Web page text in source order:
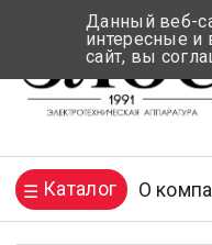
Каталог О
Данный веб-
интересные
сайт, вы